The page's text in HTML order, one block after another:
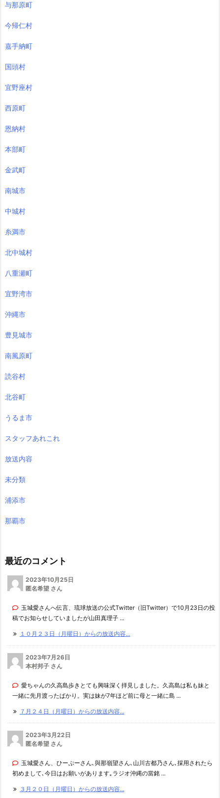
与那原町
今帰仁村
嘉手納町
国頭村
宜野座村
西原町
恩納村
本部町
金武町
南城市
中城村
糸満市
北中城村
八重瀬町
宜野湾市
沖縄市
豊見城市
南風原町
読谷村
北谷町
うるま市
スタッフあれこれ
放送内容
未分類
浦添市
那覇市
最近のコメント
2023年10月25日
匿名希望 さん
玉城愛さんへ伝言、琉球放送の公式Twitter（旧Twitter）で10月23日の投
稿でお知らせしていましたが山田真理子 ...
１０月２３日（月曜日）からの放送内容...
2023年7月26日
本村邦子 さん
愛ちゃんの久高島歩きとても興味深く拝見しました。久高島は私も妹と
一緒に先月渡ったばかり。実は妹が7年ほど前に母と一緒に島 ...
７月２４日（月曜日）からの放送内容...
2023年3月22日
匿名希望 さん
玉城愛さん、ひーぷーさん､與那嶺望さん､山川古都乃さん､採用されたら
初めまして､今日はお願いがあります｡ラジオ沖縄の當銘 ...
３月２０日（月曜日）からの放送内容...